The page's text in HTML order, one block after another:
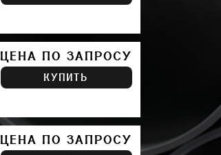
ЦЕНА ПО ЗАПРОСУ
КУПИТЬ
ЦЕНА ПО ЗАПРОСУ